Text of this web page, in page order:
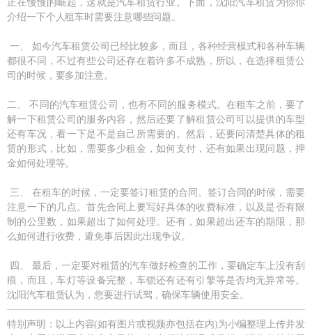
正在慢慢的崛起，这就是汽车租赁行业。下面，沈阳汽车租赁为你你
介绍一下个人租车时需要注意哪些问题。
一、 如今汽车租赁公司已经比较多，而且，各种经营模式和各种车辆
都很不同，不过有些公司还存在着许多不成熟，所以，在选择租赁公
司的时候，要多加注意。
二、 不同的汽车租赁公司，也有不同的服务模式。在租车之前，要了
解一下租赁公司的服务内容，然后还要了解租赁公司可以提供的车型
还有车况，看一下是不是自己所需要的。然后，还要问清楚具体的租
赁的形式，比如，需要多少租金，如何支付，还有如果出现问题，押
金如何处理等。
三、 在租车的时候，一定要签订租赁的合同。签订合同的时候，需要
注意一下的几点。首先合同上要写好具体的收费标准，以及是否有限
制的公里数，如果超出了如何处理。还有，如果超出还车的期限，那
么如何进行收费，避免事后因此出现争议。
四、 最后，一定要对租赁的汽车做好检查的工作，要确定车上没有刮
痕，而且，车灯等设备完整，车锁还有还有引擎等是否均无异常等。
沈阳汽车租赁认为，您要进行试驾，确保车辆使用安全。
特别声明：以上内容(如有图片或视频亦包括在内)为小编整理上传并发